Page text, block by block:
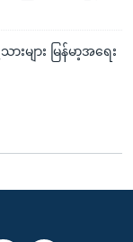
များ မြန်မာ့အရေး